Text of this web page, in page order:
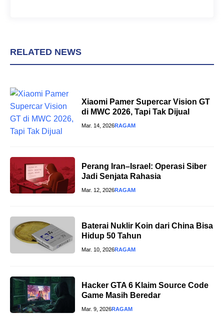
RELATED NEWS
Xiaomi Pamer Supercar Vision GT
di MWC 2026, Tapi Tak Dijual
Mar. 14, 2026RAGAM
Perang Iran–Israel: Operasi Siber
Jadi Senjata Rahasia
Mar. 12, 2026RAGAM
Baterai Nuklir Koin dari China Bisa
Hidup 50 Tahun
Mar. 10, 2026RAGAM
Hacker GTA 6 Klaim Source Code
Game Masih Beredar
Mar. 9, 2026RAGAM